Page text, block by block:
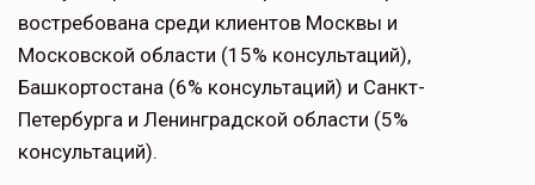
востребована среди клиентов Москвы и
Московской области (15% консультаций),
Башкортостана (6% консультаций) и Санкт-
Петербурга и Ленинградской области (5%
консультаций).